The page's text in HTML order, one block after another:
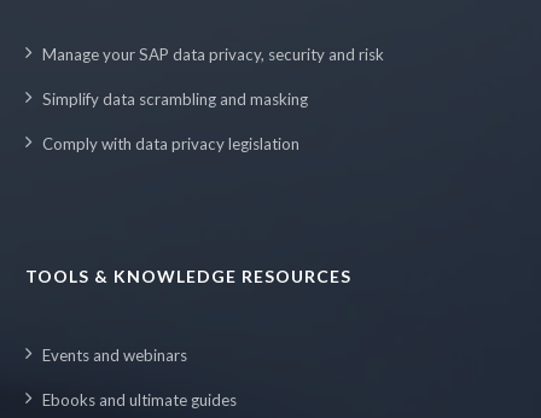
Manage your SAP data privacy, security and risk
Simplify data scrambling and masking
Comply with data privacy legislation
TOOLS & KNOWLEDGE RESOURCES
Events and webinars
Ebooks and ultimate guides